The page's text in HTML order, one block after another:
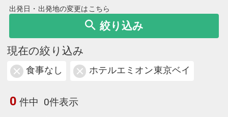
出発日・出発地の変更はこちら
絞り込み
現在の絞り込み
食事なし ホテルエミオン東京ベイ
0 件中 0件表示